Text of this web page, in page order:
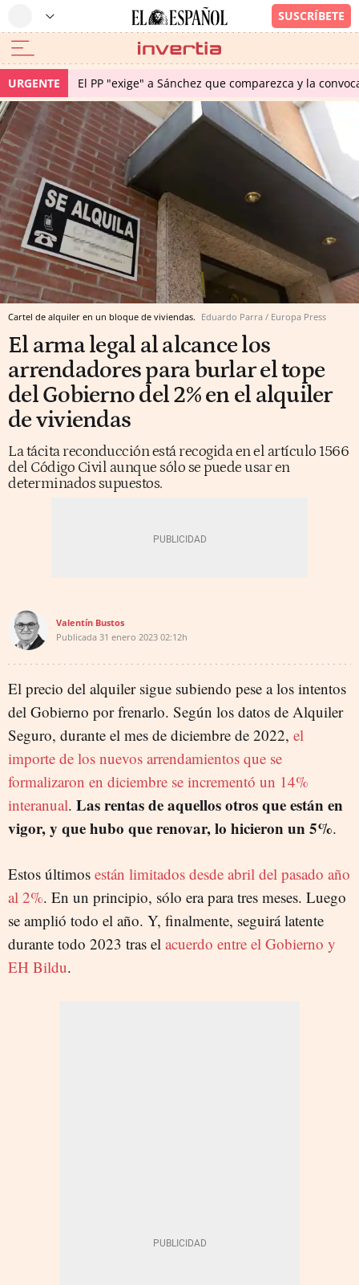
URGENTE El PP "exige" a Sánchez que comparezca y la
Cartel de alquiler en un bloque de viviendas. Eduardo Parra / Europa Press
El arma legal al alcance los
arrendadores para burlar el tope
del Gobierno del 2% en el alquiler
de viviendas
La tácita reconducción está recogida en el artículo 1566
del Código Civil aunque sólo se puede usar en
determinados supuestos.
Valentín Bustos
Publicada 31 enero 2023 02:12h
El precio del alquiler sigue subiendo pese a los intentos
del Gobierno por frenarlo. Según los datos de Alquiler
Seguro, durante el mes de diciembre de 2022, el
importe de los nuevos arrendamientos que se
formalizaron en diciembre se incrementó un 14%
interanual. Las rentas de aquellos otros que están en
vigor, y que hubo que renovar, lo hicieron un 5%.
Estos últimos están limitados desde abril del pasado año
al 2%. En un principio, sólo era para tres meses. Luego
se amplió todo el año. Y, finalmente, seguirá latente
durante todo 2023 tras el acuerdo entre el Gobierno y
EH Bildu.